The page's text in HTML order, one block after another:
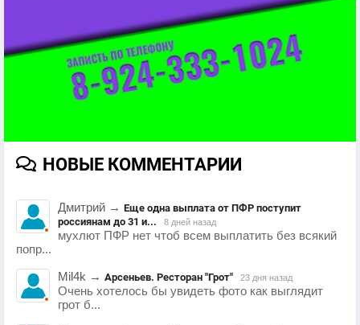
НОВЫЕ КОММЕНТАРИИ
Дмитрий → Еще одна выплата от ПФР поступит
россиянам до 31 и...
8 дней назад
мухлют ПФР нет чтоб всем выплатить без всякий
попр...
Mil4k → Арсеньев. Ресторан "Грот" 23 дня назад
Очень хотелось бы увидеть фото как выглядит
грот б...